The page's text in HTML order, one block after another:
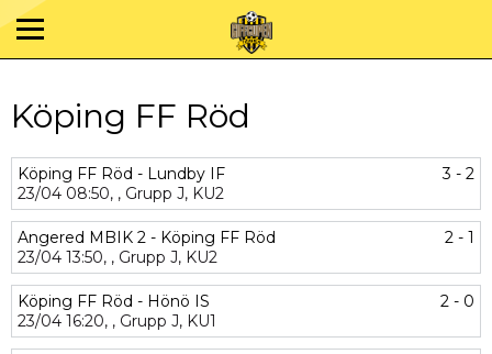
Köping FF Röd
Köping FF Röd - Lundby IF
3 - 2
23/04 08:50, , Grupp J, KU2
Angered MBIK 2 - Köping FF Röd
2 - 1
23/04 13:50, , Grupp J, KU2
Köping FF Röd - Hönö IS
2 - 0
23/04 16:20, , Grupp J, KU1